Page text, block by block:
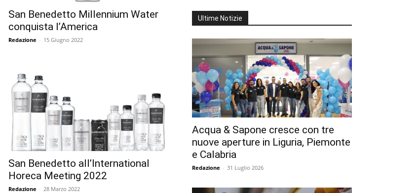
San Benedetto Millennium Water
conquista l’America
Redazione - 15 Giugno 2022
San Benedetto all’International
Horeca Meeting 2022
Redazione - 28 Marzo 2022
Ultime Notizie
Acqua & Sapone cresce con tre
nuove aperture in Liguria, Piemonte
e Calabria
Redazione - 31 Luglio 2026